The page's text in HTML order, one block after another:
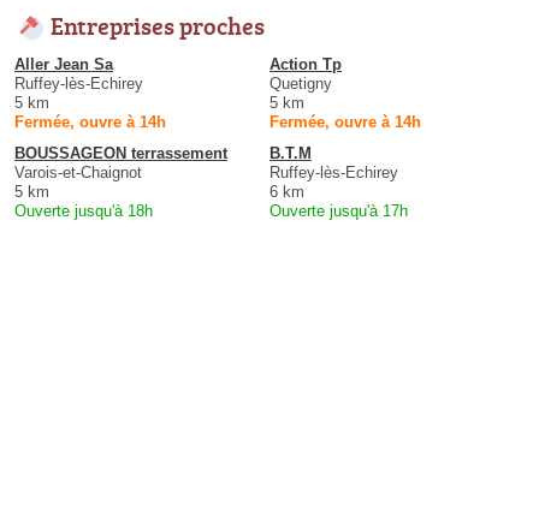
Entreprises proches
Aller Jean Sa
Ruffey-lès-Echirey
5 km
Fermée, ouvre à 14h
Action Tp
Quetigny
5 km
Fermée, ouvre à 14h
BOUSSAGEON terrassement
Varois-et-Chaignot
5 km
Ouverte jusqu'à 18h
B.T.M
Ruffey-lès-Echirey
6 km
Ouverte jusqu'à 17h